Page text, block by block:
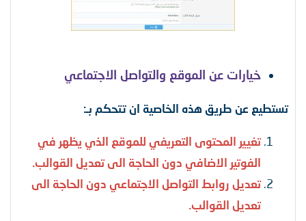
خيارات عن الموقع والتواصل الاجتماعي
تستطيع عن طريق هذه الخاصية ان تتحكم بـ:
تغيير المحتوى التعريفي للموقع الذي يظهر في
الفوتير الاضافي دون الحاجة الى تعديل القوالب.
تعديل روابط التواصل الاجتماعي دون الحاجة الى
تعديل القوالب.